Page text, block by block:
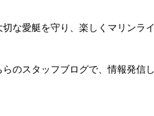
切な愛艇を守り、楽しくマリンラ
らのスタッフブログで、情報発信